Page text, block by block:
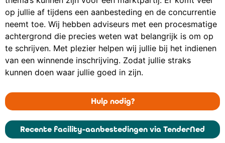
op jullie af tijdens een aanbesteding en de concurrentie
neemt toe. Wij hebben adviseurs met een procesmatige
achtergrond die precies weten wat belangrijk is om op
te schrijven. Met plezier helpen wij jullie bij het indienen
van een winnende inschrijving. Zodat jullie straks
kunnen doen waar jullie goed in zijn.
Hulp nodig?
Recente facility-aanbestedingen via TenderNed